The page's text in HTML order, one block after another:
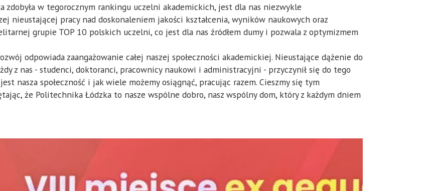
zdobyła w tegorocznym rankingu uczelni akademickich, jest dla nas niezwykle
nieustającej pracy nad doskonaleniem jakości kształcenia, wyników naukowych oraz
grupie TOP 10 polskich uczelni, co jest dla nas źródłem dumy i pozwala z optymizmem
odpowiada zaangażowanie całej naszej społeczności akademickiej. Nieustające dążenie do
z nas - studenci, doktoranci, pracownicy naukowi i administracyjni - przyczynił się do tego
nasza społeczność i jak wiele możemy osiągnąć, pracując razem. Cieszmy się tym
że Politechnika Łódzka to nasze wspólne dobro, nasz wspólny dom, który z każdym dniem